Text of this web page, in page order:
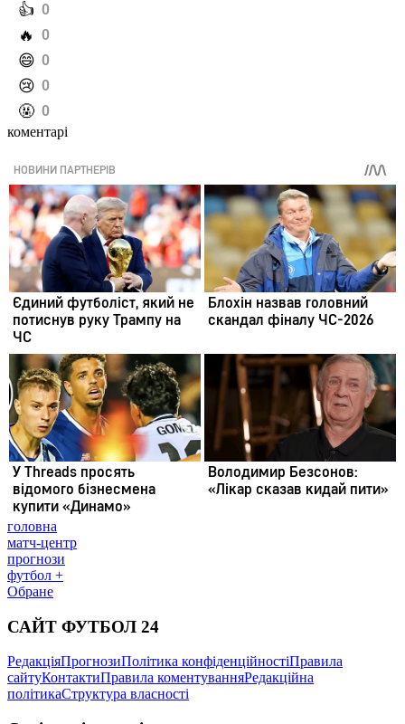
️👍 0
️🔥 0
️😄 0
️😢 0
️🤬 0
коментарі
головна
матч-центр
прогнози
футбол +
Обране
САЙТ ФУТБОЛ 24
РедакціяПрогнозиПолітика конфіденційностіПравила
сайтуКонтактиПравила коментуванняРедакційна
політикаСтруктура власності